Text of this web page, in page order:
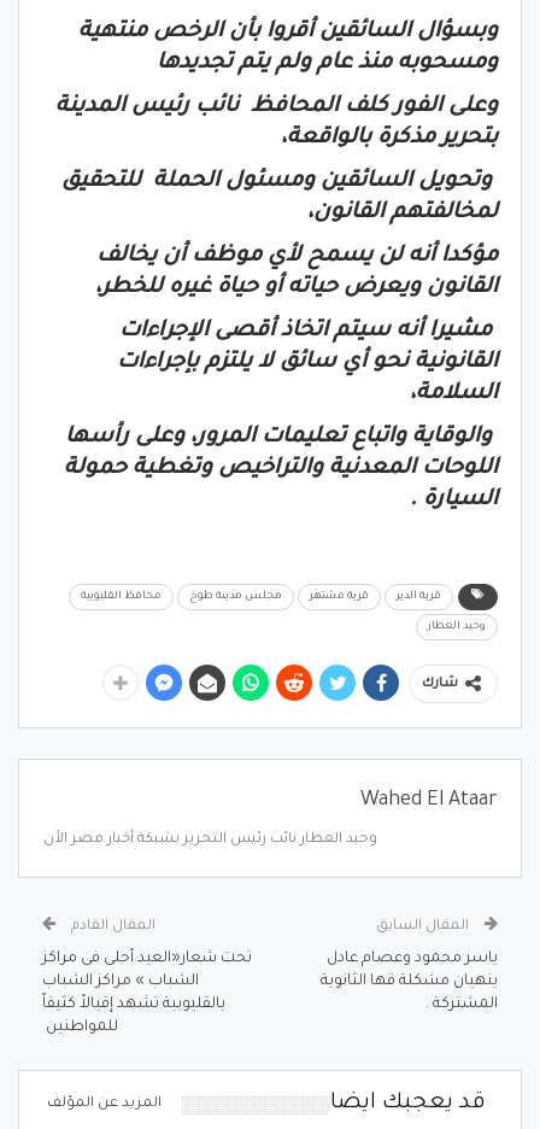
وبسؤال السائقين أقروا بأن الرخص منتهية
ومسحوبه منذ عام ولم يتم تجديدها
وعلى الفور كلف المحافظ نائب رئيس المدينة
بتحرير مذكرة بالواقعة،
وتحويل السائقين ومسئول الحملة للتحقيق
لمخالفتهم القانون،
مؤكدا أنه لن يسمح لأي موظف أن يخالف
القانون ويعرض حياته أو حياة غيره للخطر،
مشيرا أنه سيتم اتخاذ أقصى الإجراءات
القانونية نحو أي سائق لا يلتزم بإجراءات
السلامة،
والوقاية واتباع تعليمات المرور، وعلى رأسها
اللوحات المعدنية والتراخيص وتغطية حمولة
السيارة .
قرية الدير قرية مشتهر مجلس مدينة طوخ محافظ القليوبية
وحيد العطار
شارك
Wahed El Ataar
وحيد العطار نائب رئيس التحرير بشبكة أخبار مصر الأن
المقال السابق
ياسر محمود وعصام عادل
ينهيان مشكلة قها الثانوية
المشتركة .
المقال القادم
تحت شعار«العيد أحلى فى مراكز
الشباب » مراكز الشباب
بالقليوبية تشهد إقبالاً كثيفاً
للمواطنين
قد يعجبك ايضا المزيد عن المؤلف